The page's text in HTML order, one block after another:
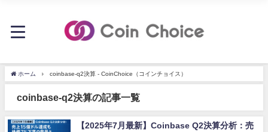
ホーム coinbase-q2決算 - CoinChoice（コインチョイス）
coinbase-q2決算の記事一覧
【2025年7月最新】Coinbase Q2決算分析：売